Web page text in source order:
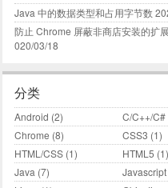
Java 中的数据类型和占用字节数
防止 Chrome 屏蔽非商店安装的扩
020/03/18
分类
Android (2) C/C++/C#
Chrome (8) CSS3 (1)
HTML/CSS (1) HTML5 (1)
Java (7) Javascript